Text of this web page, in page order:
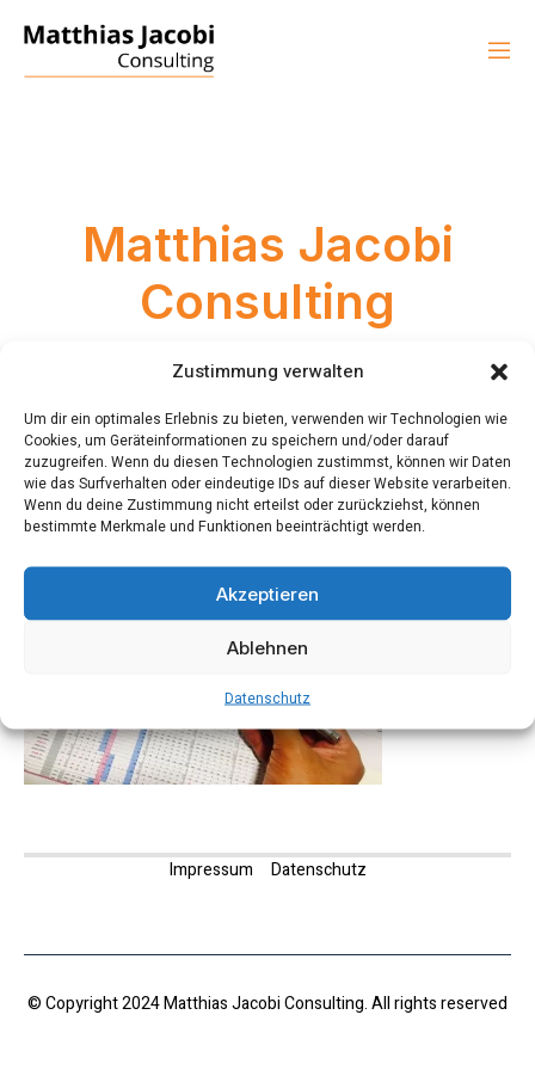
Zustimmung verwalten
Um dir ein optimales Erlebnis zu bieten, verwenden wir Technologien wie
Cookies, um Geräteinformationen zu speichern und/oder darauf
zuzugreifen. Wenn du diesen Technologien zustimmst, können wir Daten
wie das Surfverhalten oder eindeutige IDs auf dieser Website verarbeiten.
Wenn du deine Zustimmung nicht erteilst oder zurückziehst, können
bestimmte Merkmale und Funktionen beeinträchtigt werden.
Akzeptieren
Ablehnen
Datenschutz
Matthias Jacobi
Consulting
MJ_WP-19_ADMIN 8. OKTOBER 2024
Impressum Datenschutz
© Copyright 2024 Matthias Jacobi Consulting. All rights reserved